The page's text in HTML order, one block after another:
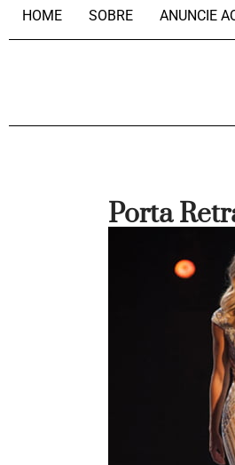
HOME SOBRE ANUNCIE
Porta